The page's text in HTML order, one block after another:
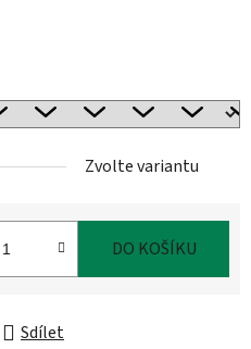
Zvolte variantu
DO KOŠÍKU
Sdílet